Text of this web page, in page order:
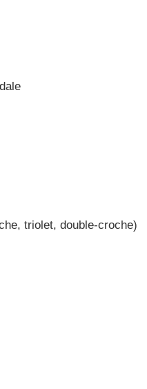
triolet, double-croche)